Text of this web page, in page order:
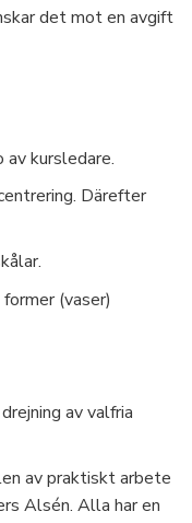
det mot en avgift
kursledare.
Därefter
(vaser)
av valfria
av praktiskt arbete
Alsén. Alla har en